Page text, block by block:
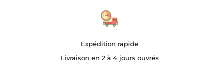
Expédition rapide
Livraison en 2 à 4 jours ouvrés